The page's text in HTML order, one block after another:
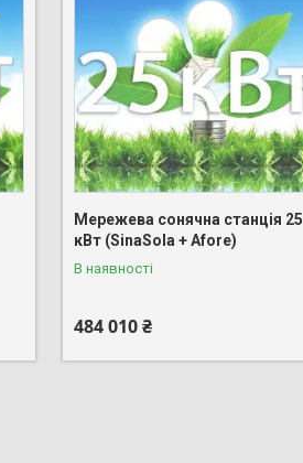
Мережева сонячна станція 25
кВт (SinaSola + Afore)
В наявності
484 010 ₴